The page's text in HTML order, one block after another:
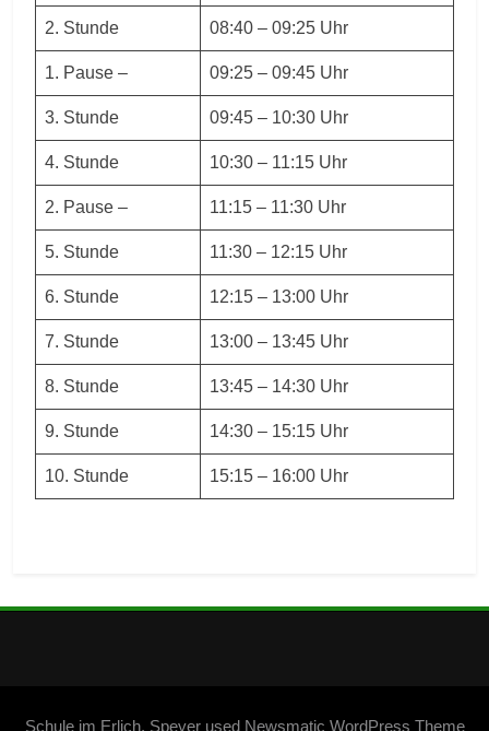
2. Stunde 08:40 – 09:25 Uhr
1. Pause – 09:25 – 09:45 Uhr
3. Stunde 09:45 – 10:30 Uhr
4. Stunde 10:30 – 11:15 Uhr
2. Pause – 11:15 – 11:30 Uhr
5. Stunde 11:30 – 12:15 Uhr
6. Stunde 12:15 – 13:00 Uhr
7. Stunde 13:00 – 13:45 Uhr
8. Stunde 13:45 – 14:30 Uhr
9. Stunde 14:30 – 15:15 Uhr
10. Stunde 15:15 – 16:00 Uhr
Schule im Erlich, Speyer used Newsmatic WordPress Theme